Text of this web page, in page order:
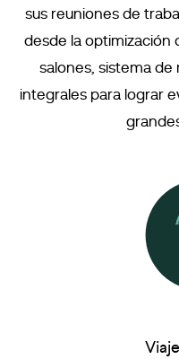
sus reuniones de
desde la optimización
salones, sistema de
integrales para lograr